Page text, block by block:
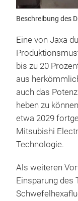
Beschreibung des
Eine von Jaxa
bis zu 20
aus
auch das
heben zu
etwa 2029
Mitsubishi
Technologie.
Als weiteren
Einsparung des